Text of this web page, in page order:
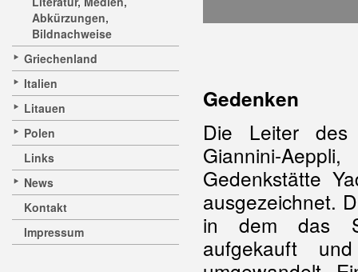
Abkürzungen,
Bildnachweise
Griechenland
Italien
Litauen
Polen
Links
News
Kontakt
Impressum
Gedenken
Die Leiter des
Giannini-
Gedenkstätte
ausgezeichnet.
in dem das
aufgekauft